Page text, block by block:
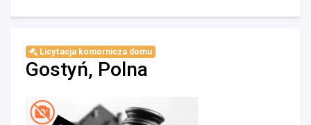
Licytacja komornicza domu
Gostyń, Polna